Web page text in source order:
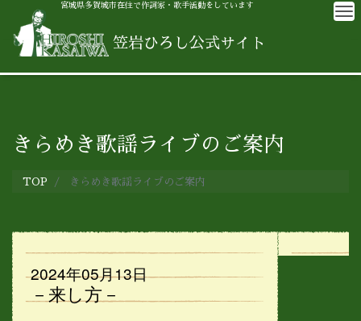
宮城県多賀城市在住で作詞家・歌手活動をしています
笠岩ひろし公式サイト
きらめき歌謡ライブのご案内
TOP きらめき歌謡ライブのご案内
2024年05月13日
－来し方－